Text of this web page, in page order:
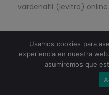
vardenafil (levitra) online
avanafil stendra
Usamos cookies para
experiencia en nuestra
asumiremos que